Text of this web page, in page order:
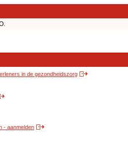
in de gezondheidszorg
- aanmelden